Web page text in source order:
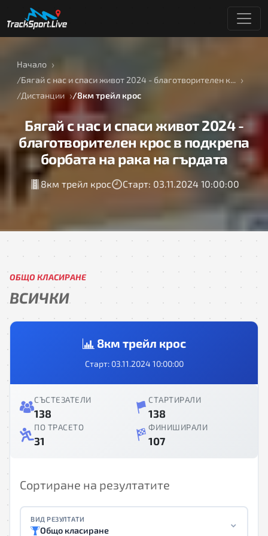
Начало
Бягай с нас и спаси живот 2024 - благотворителен к...
Дистанции
8км трейл крос
Бягай с нас и спаси живот 2024 -
благотворителен крос в подкрепа
борбата на рака на гърдата
8км трейл крос Старт: 03.11.2024 10:00:00
ОБЩО КЛАСИРАНЕ
ВСИЧКИ
8км трейл крос
Старт: 03.11.2024 10:00:00
СЪСТЕЗАТЕЛИ
138
СТАРТИРАЛИ
138
ПО ТРАСЕТО
31
ФИНИШИРАЛИ
107
Сортиране на резултатите
ВИД РЕЗУЛТАТИ
Общо класиране